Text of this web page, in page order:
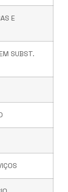
E
SUBST.